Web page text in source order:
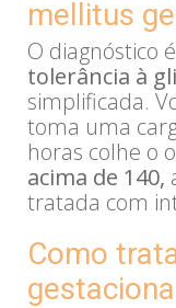
mellitus
O diagnóstico
tolerância à
simplificada.
toma uma
horas colhe o
acima de 140,
tratada com
Como